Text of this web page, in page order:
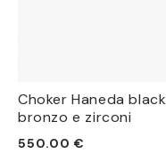
Choker Haneda black
bronzo e zirconi
Prezzo
550.00 €